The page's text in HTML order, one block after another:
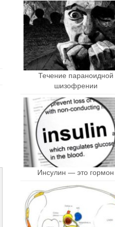
Течение параноидной
шизофрении
Инсулин — это гормон